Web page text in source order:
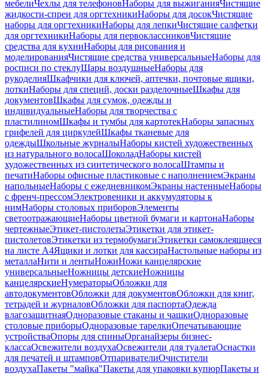
мебелиЧехлы для телефоновНаборы для выжиганияЧистящие
жидкости-спреи для оргтехникиНаборы для досокЧистящие
наборы для оргтехникиНаборы для лепкиЧистящие салфетки
для оргтехникиНаборы для первоклассниковЧистящие
средства для кухниНаборы для рисования и
моделированияЧистящие средства универсальныеНаборы для
росписи по стеклуШары воздушныеНаборы для
рукоделияШкафчики для ключей, аптечки, почтовые ящики,
лоткиНаборы для специй, доски разделочныеШкафы для
документовШкафы для сумок, одежды и
индивидуальныеНаборы для творчества с
пластилиномШкафы и тумбы для картотекНаборы запасных
грифелей для циркулейШкафы тканевые для
одеждыШкольные журналыНаборы кистей художественных
из натурального волосаШоколадНаборы кистей
художественных из синтетического волосаШтампы и
печатиНаборы офисные пластиковые с наполнениемЭкраны
напольныеНаборы с ежедневникомЭкраны настенныеНаборы
с френч-прессомЭлектровеники и аккумуляторы к
нимНаборы столовых приборовЭлементы
светоотражающиеНаборы цветной бумаги и картонаНаборы
чертежныеЭтикет-пистолетыЭтикетки для этикет-
пистолетовЭтикетки из термобумагиЭтикетки самоклеящиеся
на листе А4Ящики и лотки для кассираНастольные наборы из
металлаНити и лентыНожиНожи канцелярские
универсальныеНожницы детскиеНожницы
канцелярскиеНумераторыОбложки для
автодокументовОбложки для документовОбложки для книг,
тетрадей и журналовОбложки для паспортаОдежда
влагозащитнаяОдноразовые стаканы и чашкиОдноразовые
столовые приборыОдноразовые тарелкиОпечатывающие
устройстваОпоры для спиныОрганайзеры бизнес-
классаОсвежители воздухаОсвежители для туалетаОснастки
для печатей и штамповОтпаривателиОчистители
воздухаПакеты "майка"Пакеты для упаковки купюрПакеты и